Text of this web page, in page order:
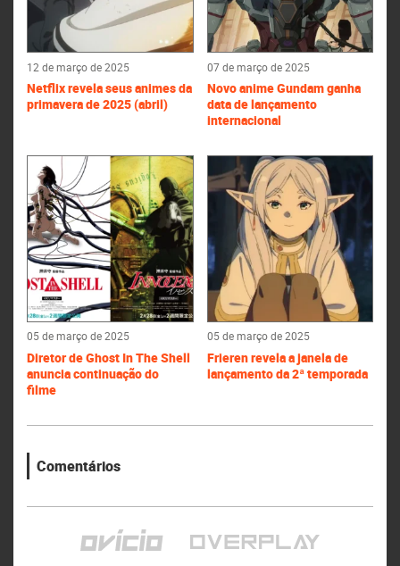
12 de março de 2025
Netflix revela seus animes da
primavera de 2025 (abril)
07 de março de 2025
Novo anime Gundam ganha
data de lançamento
internacional
05 de março de 2025
Diretor de Ghost In The Shell
anuncia continuação do
filme
05 de março de 2025
Frieren revela a janela de
lançamento da 2ª temporada
Comentários